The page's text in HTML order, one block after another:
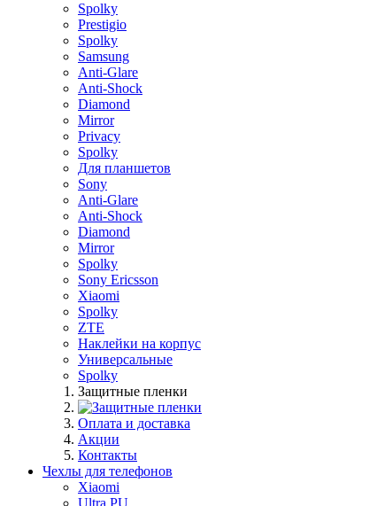
Spolky
Prestigio
Spolky
Samsung
Anti-Glare
Anti-Shock
Diamond
Mirror
Privacy
Spolky
Для планшетов
Sony
Anti-Glare
Anti-Shock
Diamond
Mirror
Spolky
Sony Ericsson
Xiaomi
Spolky
ZTE
Наклейки на корпус
Универсальные
Spolky
Защитные пленки
Оплата и доставка
Акции
Контакты
Чехлы для телефонов
Xiaomi